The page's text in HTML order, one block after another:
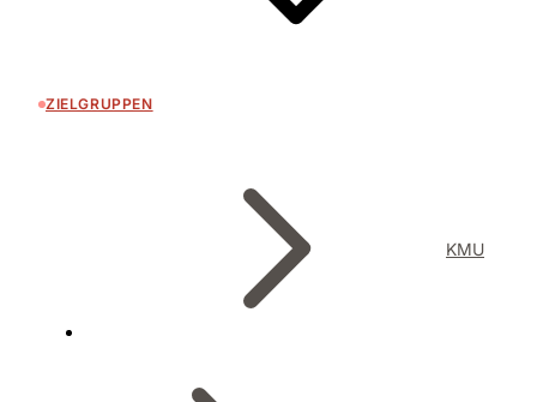
ZIELGRUPPEN
KMU